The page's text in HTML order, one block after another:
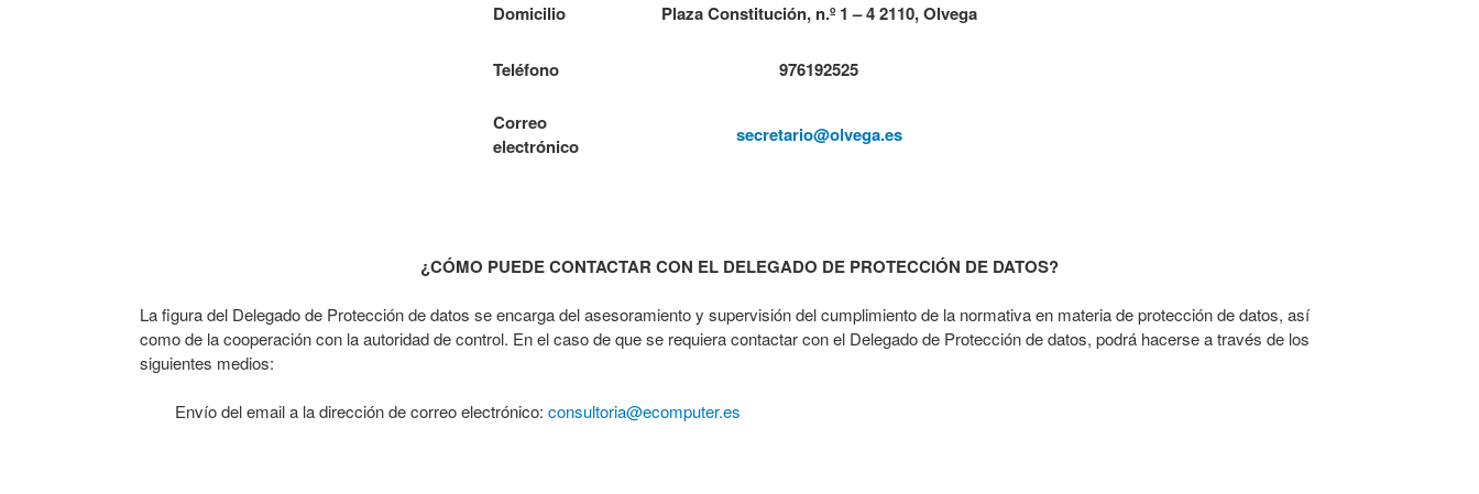
Domicilio Plaza Constitución, n.º 1 – 4 2110, Olvega
Teléfono 976192525
Correo
electrónico
secretario@olvega.es
¿CÓMO PUEDE CONTACTAR CON EL DELEGADO DE PROTECCIÓN DE DATOS?
La figura del Delegado de Protección de datos se encarga del asesoramiento y supervisión del cumplimiento de la normativa en materia de protección de datos, así
como de la cooperación con la autoridad de control. En el caso de que se requiera contactar con el Delegado de Protección de datos, podrá hacerse a través de los
siguientes medios:
Envío del email a la dirección de correo electrónico: consultoria@ecomputer.es